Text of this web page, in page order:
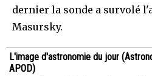
dernier la sonde a survolé
Masursky.
L'image d'astronomie du jour
APOD)